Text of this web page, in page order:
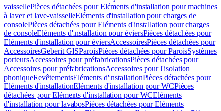
vaissellePièces détachées pour Eléments d'installation pour machines
à laver et lave-vaisselleEléments d'installation pour charges de
consolePièces détachées pour Eléments d'installation pour charges
de consoleEléments d'installation pour éviersPièces détachées pour
Eléments d'installation pour éviersAccessoiresPièces détachées pour
AccessoiresGeberit GISParoisPièces détachées pour ParoisSystèmes
porteursAccessoires pour préfabricationsPièces détachées pour
Accessoires pour préfabricationsAccessoires pour l'isolation
phoniqueRevêtementsEléments d'installationPièces détachées pour
Eléments d'installationEléments d'installation pour WCPièces
détachées pour Eléments d'installation pour WCEléments
d'installation pour lavabosPièces détachées pour Eléments